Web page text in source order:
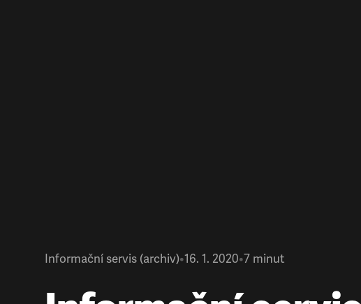
Informační servis (archiv)•16. 1. 2020•7 minut